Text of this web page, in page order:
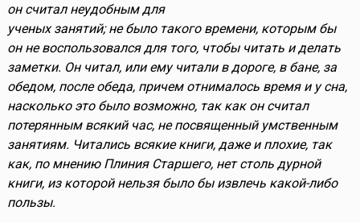
он считал неудобным для
ученых занятий; не было такого времени, которым бы
он не воспользовался для того, чтобы читать и делать
заметки. Он читал, или ему читали в дороге, в бане, за
обедом, после обеда, причем отнималось время и у сна,
насколько это было возможно, так как он считал
потерянным всякий час, не посвященный умственным
занятиям. Читались всякие книги, даже и плохие, так
как, по мнению Плиния Старшего, нет столь дурной
книги, из которой нельзя было бы извлечь какой-либо
пользы.